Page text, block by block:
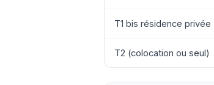
T1 bis résidence privée
T2 (colocation ou seul)